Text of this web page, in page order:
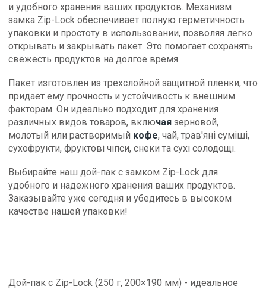
и удобного хранения ваших продуктов. Механизм
замка Zip-Lock обеспечивает полную герметичность
упаковки и простоту в использовании, позволяя легко
открывать и закрывать пакет. Это помогает сохранять
свежесть продуктов на долгое время.
Пакет изготовлен из трехслойной защитной пленки, что
придает ему прочность и устойчивость к внешним
факторам. Он идеально подходит для хранения
различных видов товаров, включая зерновой,
молотый или растворимый кофе, чай, трав'яні суміші,
сухофрукти, фруктові чіпси, снеки та сухі солодощі.
Выбирайте наш дой-пак с замком Zip-Lock для
удобного и надежного хранения ваших продуктов.
Заказывайте уже сегодня и убедитесь в высоком
качестве нашей упаковки!
Дой-пак с Zip-Lock (250 г, 200×190 мм) - идеальное